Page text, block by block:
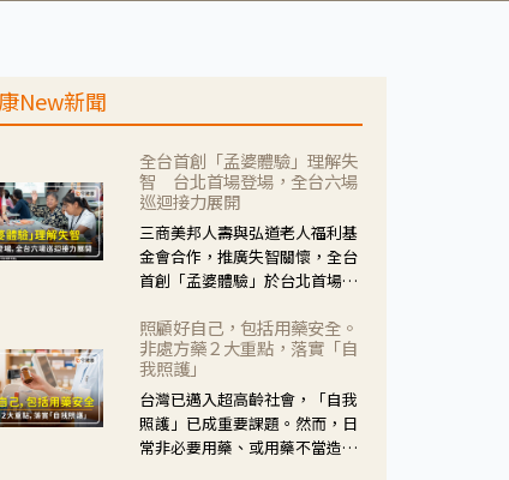
New新聞
全台首創「孟婆體驗」理解失
智 台北首場登場，全台六場
巡迴接力展開
三商美邦人壽與弘道老人福利基
金會合作，推廣失智關懷，全台
首創「孟婆體驗」於台北首場實
模式，用結合情境互動等豐富活
動，將抽象的失智轉化為可感
受、可討論的生活情境，並引導
民眾在家人開始出現改變時，以
理解取代責備、以耐心回應不
安。
照顧好自己，包括用藥安全。
非處方藥２大重點，落實「自
我照護」
台灣已邁入超高齡社會，「自我
照護」已成重要課題。然而，日
常非必要用藥、或用藥不當造成